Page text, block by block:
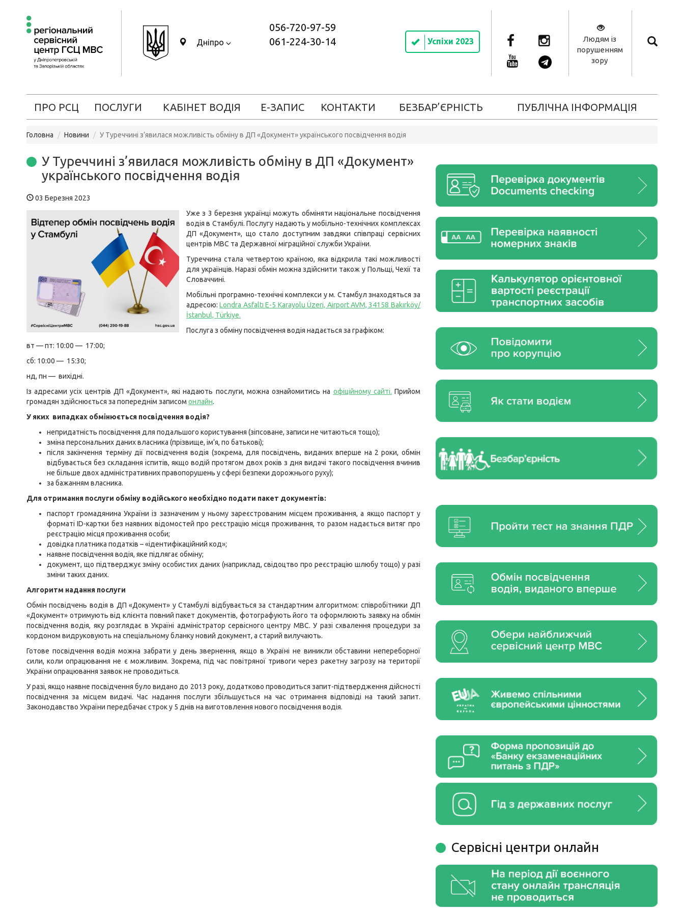
Дніпро
056-720-97-59
061-224-30-14
Успіхи 2023
Людям із
порушенням
зору
ПРО РСЦ ПОСЛУГИ КАБІНЕТ ВОДІЯ Е-ЗАПИС КОНТАКТИ БЕЗБАР’ЄРНІСТЬ ПУБЛІЧНА ІНФОРМАЦІЯ
Головна Новини У Туреччині з’явилася можливість обміну в ДП «Документ» українського посвідчення водія
У Туреччині з’явилася можливість обміну в ДП «Документ»
українського посвідчення водія
03 Березня 2023
Уже з 3 березня українці можуть обміняти національне посвідчення
водія в Стамбулі. Послугу надають у мобільно-технічних комплексах
ДП «Документ», що стало доступним завдяки співпраці сервісних
центрів МВС та Державної міграційної служби України.
Туреччина стала четвертою країною, яка відкрила такі можливості
для українців. Наразі обмін можна здійснити також у Польщі, Чехії та
Словаччині.
Мобільні програмно-технічні комплекси у м. Стамбул знаходяться за
адресою:Londra Asfaltı E-5 Karayolu Üzeri, Airport AVM, 34158 Bakırköy/
İstanbul, Türkiye.
Послуга з обміну посвідчення водія надається за графіком:
вт — пт: 10:00 — 17:00;
сб: 10:00 — 15:30;
нд, пн — вихідні.
Із адресами усіх центрів ДП «Документ», які надають послуги, можна ознайомитись на офіційному сайті. Прийом
громадян здійснюється за попереднім записом онлайн.
У яких випадках обмінюється посвідчення водія?
непридатність посвідчення для подальшого користування (зіпсоване, записи не читаються тощо);
зміна персональних даних власника (прізвище, ім’я, по батькові);
після закінчення терміну дії посвідчення водія (зокрема, для посвідчень, виданих вперше на 2 роки, обмін
відбувається без складання іспитів, якщо водій протягом двох років з дня видачі такого посвідчення вчинив
не більше двох адміністративних правопорушень у сфері безпеки дорожнього руху);
за бажанням власника.
Для отримання послуги обміну водійського необхідно подати пакет документів:
паспорт громадянина України із зазначеним у ньому зареєстрованим місцем проживання, а якщо паспорт у
форматі ID-картки без наявних відомостей про реєстрацію місця проживання, то разом надається витяг про
реєстрацію місця проживання особи;
довідка платника податків – «ідентифікаційний код»;
наявне посвідчення водія, яке підлягає обміну;
документ, що підтверджує зміну особистих даних (наприклад, свідоцтво про реєстрацію шлюбу тощо) у разі
зміни таких даних.
Алгоритм надання послуги
Обмін посвідчень водія в ДП «Документ» у Стамбулі відбувається за стандартним алгоритмом: співробітники ДП
«Документ» отримують від клієнта повний пакет документів, фотографують його та оформлюють заявку на обмін
посвідчення водія, яку розглядає в Україні адміністратор сервісного центру МВС. У разі схвалення процедури за
кордоном видруковують на спеціальному бланку новий документ, а старий вилучають.
Готове посвідчення водія можна забрати у день звернення, якщо в Україні не виникли обставини непереборної
сили, коли опрацювання не є можливим. Зокрема, під час повітряної тривоги через ракетну загрозу на території
України опрацювання заявок не проводиться.
У разі, якщо наявне посвідчення було видано до 2013 року, додатково проводиться запит-підтвердження дійсності
посвідчення за місцем видачі. Час надання послуги збільшується на час отримання відповіді на такий запит.
Законодавство України передбачає строк у 5 днів на виготовлення нового посвідчення водія.
Сервiснi центри онлайн